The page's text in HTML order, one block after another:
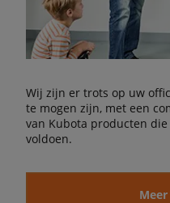
Wij zijn er trots op uw
te mogen zijn, met een
van Kubota producten
voldoen.